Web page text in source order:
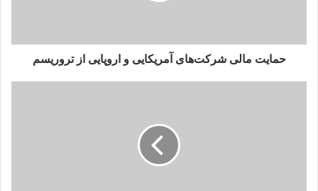
نیمی از جمعیت نیازمند مساعدت های بشردوستانه هستند و نرخ
بیماری های مرتبط با گرسنگی هستند.
حمایت مالی شرکت‌های آمریکایی و اروپایی از تروریسم